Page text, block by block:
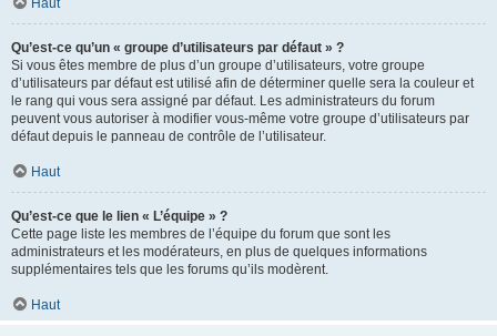
Haut
Qu’est-ce qu’un « groupe d’utilisateurs par défaut » ?
Si vous êtes membre de plus d’un groupe d’utilisateurs, votre groupe
d’utilisateurs par défaut est utilisé afin de déterminer quelle sera la couleur et
le rang qui vous sera assigné par défaut. Les administrateurs du forum
peuvent vous autoriser à modifier vous-même votre groupe d’utilisateurs par
défaut depuis le panneau de contrôle de l’utilisateur.
Haut
Qu’est-ce que le lien « L’équipe » ?
Cette page liste les membres de l’équipe du forum que sont les
administrateurs et les modérateurs, en plus de quelques informations
supplémentaires tels que les forums qu’ils modèrent.
Haut